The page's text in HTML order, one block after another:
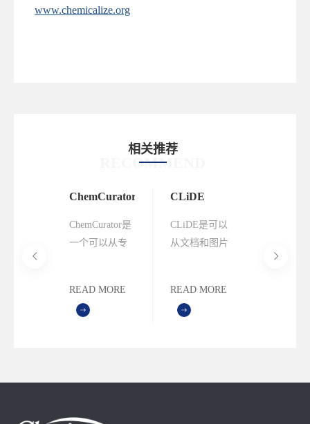
www.chemicalize.org
相关推荐
RECOMMEND
ChemCurator
ChemCurator是
一个可以从专
合物、Markush
READ MORE
CLiDE
CLiDE是可以
从文档和图片
READ MORE